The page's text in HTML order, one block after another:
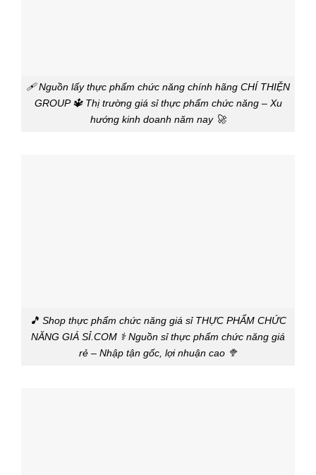
🩹 Nguồn lấy thực phẩm chức năng chính hãng CHÍ THIỆN
GROUP 🔱 Thị trường giá sỉ thực phẩm chức năng – Xu
hướng kinh doanh năm nay 🚀
🎵 Shop thực phẩm chức năng giá sỉ THỰC PHẨM CHỨC
NĂNG GIÁ SỈ.COM ⚕️ Nguồn sỉ thực phẩm chức năng giá
rẻ – Nhập tận gốc, lợi nhuận cao 🥦